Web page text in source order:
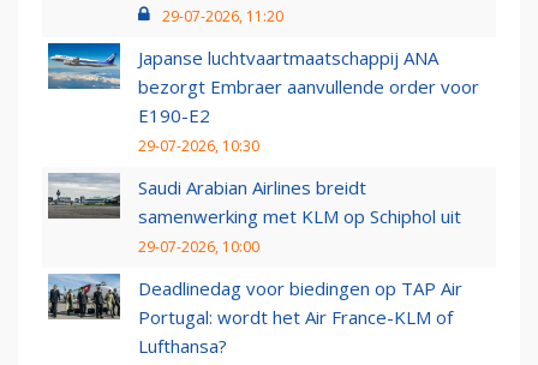
29-07-2026, 11:20
Japanse luchtvaartmaatschappij ANA
bezorgt Embraer aanvullende order voor
E190-E2
29-07-2026, 10:30
Saudi Arabian Airlines breidt
samenwerking met KLM op Schiphol uit
29-07-2026, 10:00
Deadlinedag voor biedingen op TAP Air
Portugal: wordt het Air France-KLM of
Lufthansa?